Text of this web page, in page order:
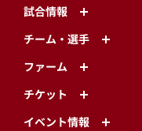
試合情報
チーム・選手
ファーム
チケット
イベント情報